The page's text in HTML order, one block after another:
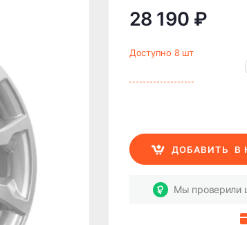
Ошиповка, Перешиповка зимней резины
28 190 ₽
Доступно 8 шт
ДОБАВИТЬ В
Мы проверили